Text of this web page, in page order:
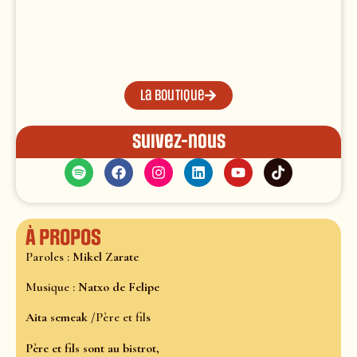
La boutique
Suivez-nous
À propos
Paroles : Mikel Zarate
Musique : Natxo de Felipe
Aita semeak /Père et fils
Père et fils sont au bistrot,